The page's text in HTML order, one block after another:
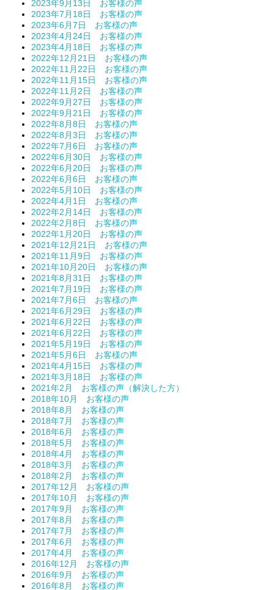
2023年9月13日 お客様の声
2023年7月18日 お客様の声
2023年6月7日 お客様の声
2023年4月24日 お客様の声
2023年4月18日 お客様の声
2022年12月21日 お客様の声
2022年11月22日 お客様の声
2022年11月15日 お客様の声
2022年11月2日 お客様の声
2022年9月27日 お客様の声
2022年9月21日 お客様の声
2022年8月8日 お客様の声
2022年8月3日 お客様の声
2022年7月6日 お客様の声
2022年6月30日 お客様の声
2022年6月20日 お客様の声
2022年6月6日 お客様の声
2022年5月10日 お客様の声
2022年4月1日 お客様の声
2022年2月14日 お客様の声
2022年2月8日 お客様の声
2022年1月20日 お客様の声
2021年12月21日 お客様の声
2021年11月9日 お客様の声
2021年10月20日 お客様の声
2021年8月31日 お客様の声
2021年7月19日 お客様の声
2021年7月6日 お客様の声
2021年6月29日 お客様の声
2021年6月22日 お客様の声
2021年6月22日 お客様の声
2021年5月19日 お客様の声
2021年5月6日 お客様の声
2021年4月15日 お客様の声
2021年3月18日 お客様の声
2021年2月 お客様の声（解決した方）
2018年10月 お客様の声
2018年8月 お客様の声
2018年7月 お客様の声
2018年6月 お客様の声
2018年5月 お客様の声
2018年4月 お客様の声
2018年3月 お客様の声
2018年2月 お客様の声
2017年12月 お客様の声
2017年10月 お客様の声
2017年9月 お客様の声
2017年8月 お客様の声
2017年7月 お客様の声
2017年6月 お客様の声
2017年4月 お客様の声
2016年12月 お客様の声
2016年9月 お客様の声
2016年8月 お客様の声